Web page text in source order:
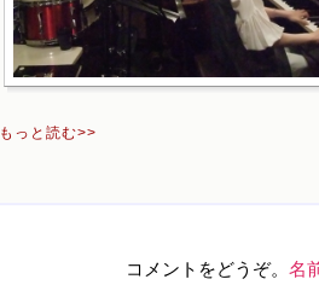
もっと読む>>
コメントをどうぞ。 名